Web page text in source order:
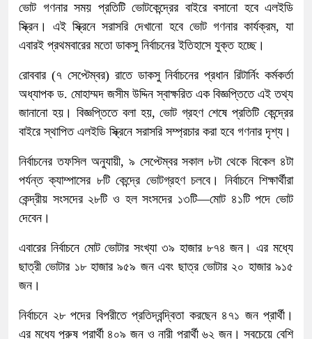
ভোট গণনার সময় প্রতিটি ভোটকেন্দ্রের বাইরে বসানো হবে এলইডি
স্ক্রিন। এই স্ক্রিনে সরাসরি দেখানো হবে ভোট গণনার কার্যক্রম, যা
এবারই প্রথমবারের মতো ডাকসু নির্বাচনের ইতিহাসে যুক্ত হচ্ছে।
রোববার (৭ সেপ্টেম্বর) রাতে ডাকসু নির্বাচনের প্রধান রিটার্নিং কর্মকর্তা
অধ্যাপক ড. মোহাম্মদ জসীম উদ্দিন স্বাক্ষরিত এক বিজ্ঞপ্তিতে এই তথ্য
জানানো হয়। বিজ্ঞপ্তিতে বলা হয়, ভোট গ্রহণ শেষে প্রতিটি কেন্দ্রের
বাইরে স্থাপিত এলইডি স্ক্রিনে সরাসরি সম্প্রচার করা হবে গণনার দৃশ্য।
নির্বাচনের তফসিল অনুযায়ী, ৯ সেপ্টেম্বর সকাল ৮টা থেকে বিকেল ৪টা
পর্যন্ত ক্যাম্পাসের ৮টি কেন্দ্রে ভোটগ্রহণ চলবে। নির্বাচনে শিক্ষার্থীরা
কেন্দ্রীয় সংসদের ২৮টি ও হল সংসদের ১৩টি—মোট ৪১টি পদে ভোট
দেবেন।
এবারের নির্বাচনে মোট ভোটার সংখ্যা ৩৯ হাজার ৮৭৪ জন। এর মধ্যে
ছাত্রী ভোটার ১৮ হাজার ৯৫৯ জন এবং ছাত্র ভোটার ২০ হাজার ৯১৫
জন।
নির্বাচনে ২৮ পদের বিপরীতে প্রতিদ্বন্দ্বিতা করছেন ৪৭১ জন প্রার্থী।
এর মধ্যে পুরুষ প্রার্থী ৪০৯ জন ও নারী প্রার্থী ৬২ জন। সবচেয়ে বেশি